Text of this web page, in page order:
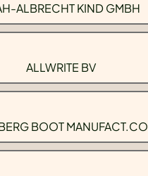
ALBRECHT KIND GMBH
ALLWRITE BV
BOOT MANUFACT.CO